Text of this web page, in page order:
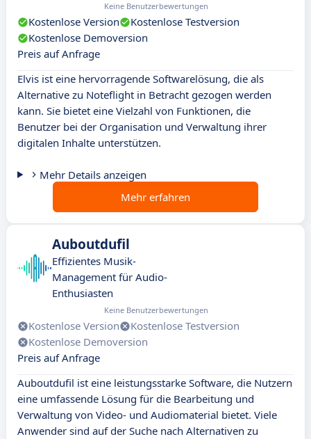
Keine Benutzerbewertungen
Kostenlose Version
Kostenlose Testversion
Kostenlose Demoversion
Preis auf Anfrage
Elvis ist eine hervorragende Softwarelösung, die als
Alternative zu Noteflight in Betracht gezogen werden
kann. Sie bietet eine Vielzahl von Funktionen, die
Benutzer bei der Organisation und Verwaltung ihrer
digitalen Inhalte unterstützen.
Mehr Details anzeigen
Mehr erfahren
Auboutdufil
Effizientes Musik-
Management für Audio-
Enthusiasten
Keine Benutzerbewertungen
Kostenlose Version
Kostenlose Testversion
Kostenlose Demoversion
Preis auf Anfrage
Auboutdufil ist eine leistungsstarke Software, die Nutzern
eine umfassende Lösung für die Bearbeitung und
Verwaltung von Video- und Audiomaterial bietet. Viele
Anwender sind auf der Suche nach Alternativen zu